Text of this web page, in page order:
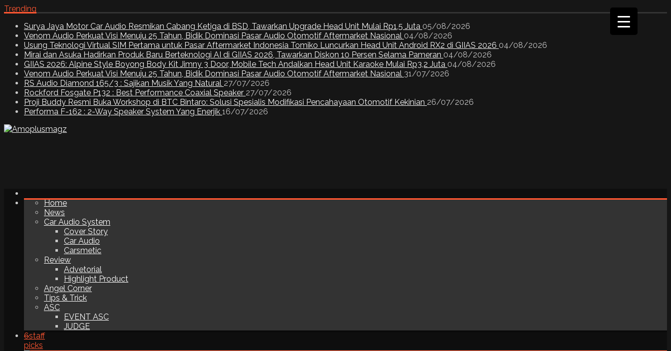
Trending
Surya Jaya Motor Car Audio Resmikan Cabang Ketiga di BSD, Tawarkan Upgrade Head Unit Mulai Rp1,5 Juta 05/08/2026
Venom Audio Perkuat Visi Menuju 25 Tahun, Bidik Dominasi Pasar Audio Otomotif Aftermarket Nasional 04/08/2026
Usung Teknologi Virtual SIM Pertama untuk Pasar Aftermarket Indonesia Tomiko Luncurkan Head Unit Android RX2 di GIIAS 2026 04/08/2026
Mirai dan Asuka Hadirkan Produk Baru Berteknologi AI di GIIAS 2026, Tawarkan Diskon 10 Persen Selama Pameran 04/08/2026
GIIAS 2026: Alpine Style Boyong Body Kit Jimny 3 Door, Mobile Tech Andalkan Head Unit Karaoke Mulai Rp3,2 Juta 04/08/2026
Venom Audio Perkuat Visi Menuju 25 Tahun, Bidik Dominasi Pasar Audio Otomotif Aftermarket Nasional 31/07/2026
RS Audio Diamond 165/3 : Sajikan Musik Yang Natural 27/07/2026
Rockford Fosgate P132 : Best Performance Coaxial Speaker 27/07/2026
Proji Buddy Resmi Buka Workshop di BTC Bintaro: Solusi Spesialis Modifikasi Pencahayaan Otomotif Kekinian 26/07/2026
Performa F-162 : 2-Way Speaker System Yang Enerjik 16/07/2026
Home
News
Car Audio System
Cover Story
Car Audio
Carsmetic
Review
Advetorial
Highlight Product
Angel Corner
Tips & Trick
ASC
EVENT ASC
JUDGE
6staff
picks